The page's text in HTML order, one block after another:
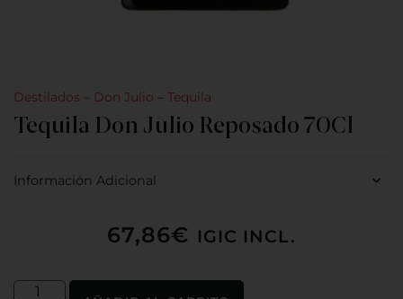
Destilados Don Julio Tequila
Tequila Don Julio Reposado 70Cl
Información Adicional
67,86€ IGIC INCL.